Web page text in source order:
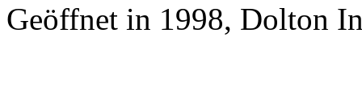
Geöffnet in 1998, Dolton